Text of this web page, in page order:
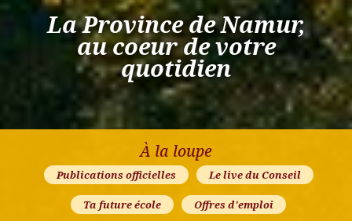
La Province de Namur,
au coeur de votre
quotidien
À la loupe
Publications officielles Le live du Conseil
Ta future école Offres d'emploi